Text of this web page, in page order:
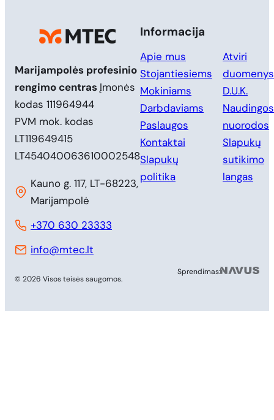
Marijampolės profesinio
rengimo centras Įmonės
kodas 111964944
PVM mok. kodas
LT119649415
LT454040063610002548
Kauno g. 117, LT-68223,
Marijampolė
+370 630 23333
info@mtec.lt
Informacija
Apie mus
Stojantiesiems
Mokiniams
Darbdaviams
Paslaugos
Kontaktai
Slapukų
politika
Atviri
duomenys
D.U.K.
Naudingos
nuorodos
Slapukų
sutikimo
langas
© 2026 Visos teisės saugomos.
Sprendimas: MB